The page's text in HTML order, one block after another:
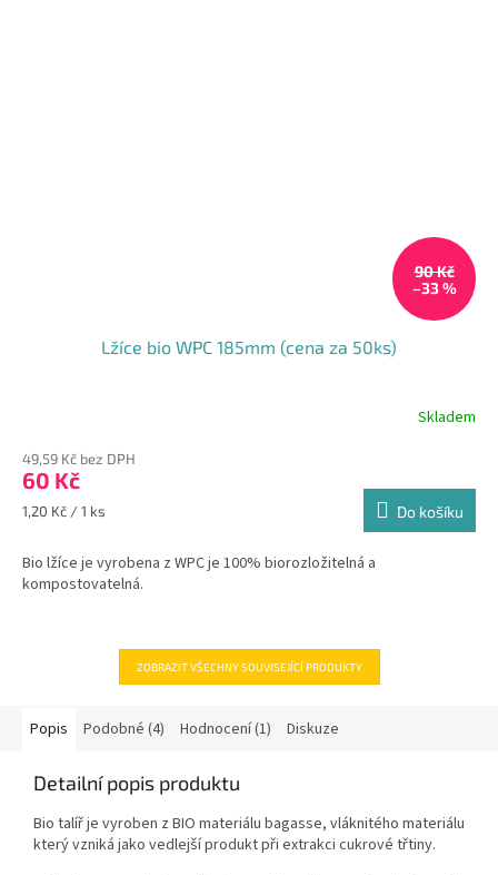
90 Kč
–33 %
Lžíce bio WPC 185mm (cena za 50ks)
Skladem
49,59 Kč bez DPH
60 Kč
Měrná
1,20 Kč / 1 ks Do košíku
Bio lžíce je vyrobena z WPC je 100% biorozložitelná a
kompostovatelná.
ZOBRAZIT VŠECHNY SOUVISEJÍCÍ PRODUKTY
Popis Podobné (4) Hodnocení (1) Diskuze
Detailní popis produktu
Bio talíř je vyroben z BIO materiálu bagasse, vláknitého materiálu
který vzniká jako vedlejší produkt při extrakci cukrové třtiny.